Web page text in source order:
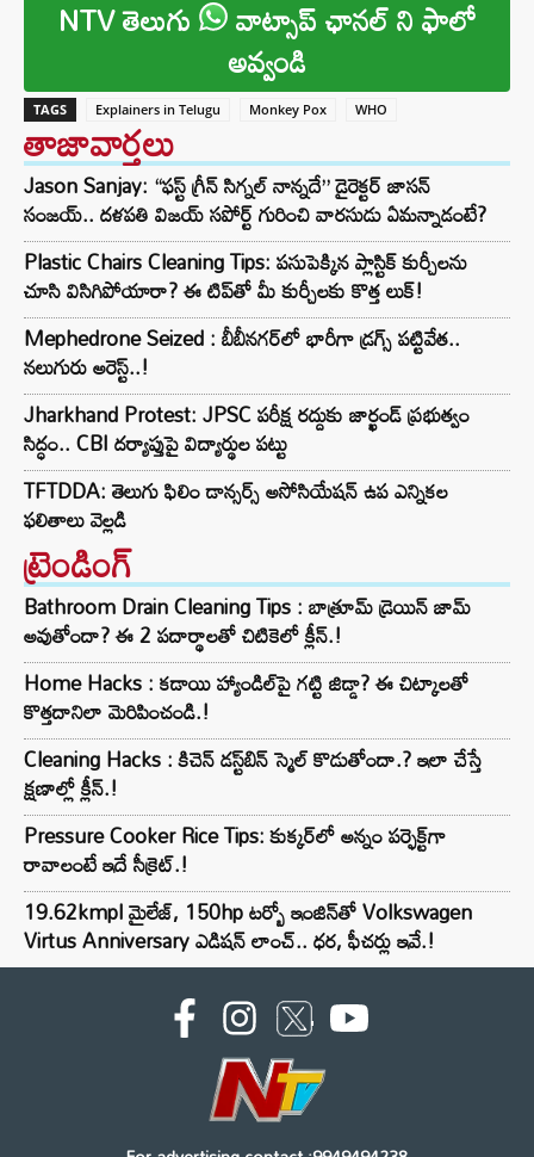
NTV తెలుగు వాట్సాప్ ఛానల్ ని ఫాలో
అవ్వండి
TAGS Explainers in Telugu Monkey Pox WHO
తాజావార్తలు
Jason Sanjay: “ఫస్ట్ గ్రీన్ సిగ్నల్ నాన్నదే” డైరెక్టర్‌ జాసన్
సంజయ్.. దళపతి విజయ్ సపోర్ట్ గురించి వారసుడు ఏమన్నాడంటే?
Plastic Chairs Cleaning Tips: పసుపెక్కిన ప్లాస్టిక్ కుర్చీలను
చూసి విసిగిపోయారా? ఈ టిప్‌తో మీ కుర్చీలకు కొత్త లుక్!
Mephedrone Seized : బీబీనగర్‌లో భారీగా డ్రగ్స్ పట్టివేత..
నలుగురు అరెస్ట్..!
Jharkhand Protest: JPSC పరీక్ష రద్దుకు జార్ఖండ్ ప్రభుత్వం
సిద్ధం.. CBI దర్యాప్తుపై విద్యార్థుల పట్టు
TFTDDA: తెలుగు ఫిలిం డాన్సర్స్ అసోసియేషన్ ఉప ఎన్నికల
ఫలితాలు వెల్లడి
ట్రెండింగ్‌
Bathroom Drain Cleaning Tips : బాత్రూమ్ డ్రెయిన్ జామ్
అవుతోందా? ఈ 2 పదార్థాలతో చిటికెలో క్లీన్.!
Home Hacks : కడాయి హ్యాండిల్‌పై గట్టి జిడ్డా? ఈ చిట్కాలతో
కొత్తదానిలా మెరిపించండి.!
Cleaning Hacks : కిచెన్ డస్ట్‌బిన్ స్మెల్ కొడుతోందా.? ఇలా చేస్తే
క్షణాల్లో క్లీన్.!
Pressure Cooker Rice Tips: కుక్కర్‌లో అన్నం పర్ఫెక్ట్‌గా
రావాలంటే ఇదే సీక్రెట్.!
19.62kmpl మైలేజ్, 150hp టర్బో ఇంజిన్‌తో Volkswagen
Virtus Anniversary ఎడిషన్ లాంచ్.. ధర, ఫీచర్లు ఇవే.!